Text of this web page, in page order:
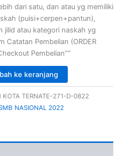
dari satu, dan atau yg memiliki
(puisi+cerpen+pantun),
jilid atau kategori naskah yg
Catatan Pembelian (ORDER
Pembelian””
ke keranjang
KOTA TERNATE-271-D-0822
NASIONAL 2022